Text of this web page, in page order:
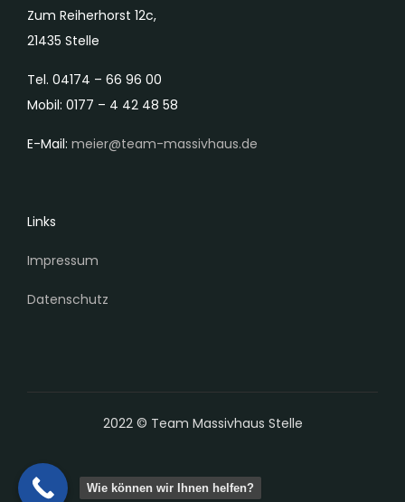
Zum Reiherhorst 12c,
21435 Stelle
Tel. 04174 – 66 96 00
Mobil: 0177 – 4 42 48 58
E-Mail: meier@team-massivhaus.de
Links
Impressum
Datenschutz
2022 © Team Massivhaus Stelle
Wie können wir Ihnen helfen?